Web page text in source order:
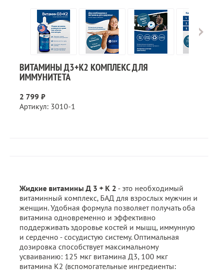
ВИТАМИНЫ Д3+К2 КОМПЛЕКС ДЛЯ
ИММУНИТЕТА
2 799 ₽
Артикул: 3010-1
Жидкие витамины Д 3 + К 2 - это необходимый
витаминный комплекс, БАД для взрослых мужчин и
женщин. Удобная формула позволяет получать оба
витамина одновременно и эффективно
поддерживать здоровье костей и мышц, иммунную
и сердечно - сосудистую систему. Оптимальная
дозировка способствует максимальному
усваиванию: 125 мкг витамина Д3, 100 мкг
витамина К2 (вспомогательные ингредиенты: